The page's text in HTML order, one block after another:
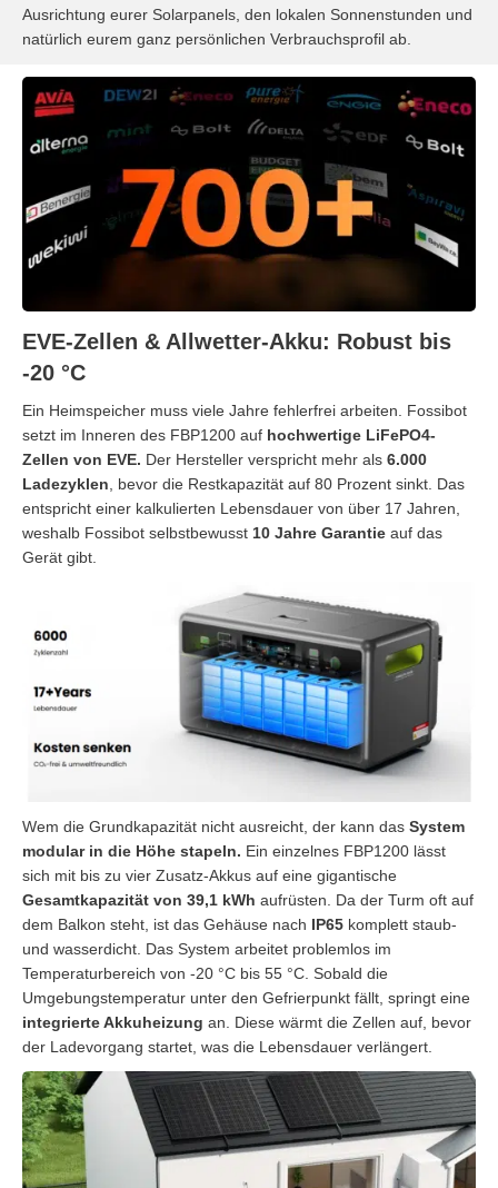
Ausrichtung eurer Solarpanels, den lokalen Sonnenstunden und
natürlich eurem ganz persönlichen Verbrauchsprofil ab.
EVE-Zellen & Allwetter-Akku: Robust bis
-20 °C
Ein Heimspeicher muss viele Jahre fehlerfrei arbeiten. Fossibot
setzt im Inneren des FBP1200 auf hochwertige LiFePO4-
Zellen von EVE. Der Hersteller verspricht mehr als 6.000
Ladezyklen , bevor die Restkapazität auf 80 Prozent sinkt. Das
entspricht einer kalkulierten Lebensdauer von über 17 Jahren,
weshalb Fossibot selbstbewusst 10 Jahre Garantie auf das
Gerät gibt.
Wem die Grundkapazität nicht ausreicht, der kann das System
modular in die Höhe stapeln. Ein einzelnes FBP1200 lässt
sich mit bis zu vier Zusatz-Akkus auf eine gigantische
Gesamtkapazität von 39,1 kWh aufrüsten. Da der Turm oft auf
dem Balkon steht, ist das Gehäuse nach IP65 komplett staub-
und wasserdicht. Das System arbeitet problemlos im
Temperaturbereich von -20 °C bis 55 °C. Sobald die
Umgebungstemperatur unter den Gefrierpunkt fällt, springt eine
integrierte Akkuheizung an. Diese wärmt die Zellen auf, bevor
der Ladevorgang startet, was die Lebensdauer verlängert.